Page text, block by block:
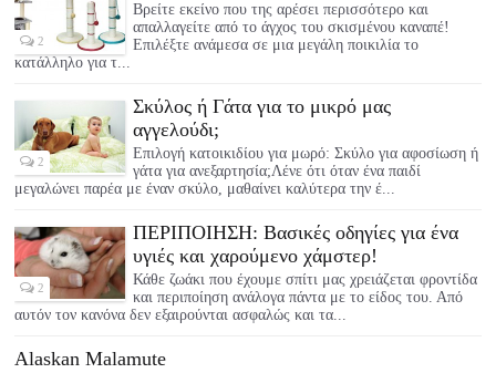
2
Βρείτε εκείνο που της αρέσει περισσότερο και
απαλλαγείτε από το άγχος του σκισμένου καναπέ!
Επιλέξτε ανάμεσα σε μια μεγάλη ποικιλία το
κατάλληλο για τ...
2
Σκύλος ή Γάτα για το μικρό μας
αγγελούδι;
Επιλογή κατοικιδίου για μωρό: Σκύλο για αφοσίωση ή
γάτα για ανεξαρτησία;Λένε ότι όταν ένα παιδί
μεγαλώνει παρέα με έναν σκύλο, μαθαίνει καλύτερα την έ...
2
ΠΕΡΙΠΟΙΗΣΗ: Βασικές οδηγίες για ένα
υγιές και χαρούμενο χάμστερ!
Κάθε ζωάκι που έχουμε σπίτι μας χρειάζεται φροντίδα
και περιποίηση ανάλογα πάντα με το είδος του. Από
αυτόν τον κανόνα δεν εξαιρούνται ασφαλώς και τα...
Alaskan Malamute